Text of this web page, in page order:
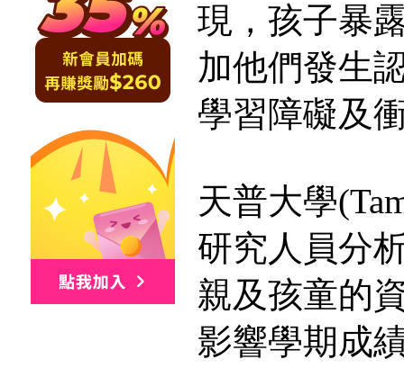
現，孩子暴
加他們發生
學習障礙及
天普大學
研究人員分
親及孩童的
影響學期成